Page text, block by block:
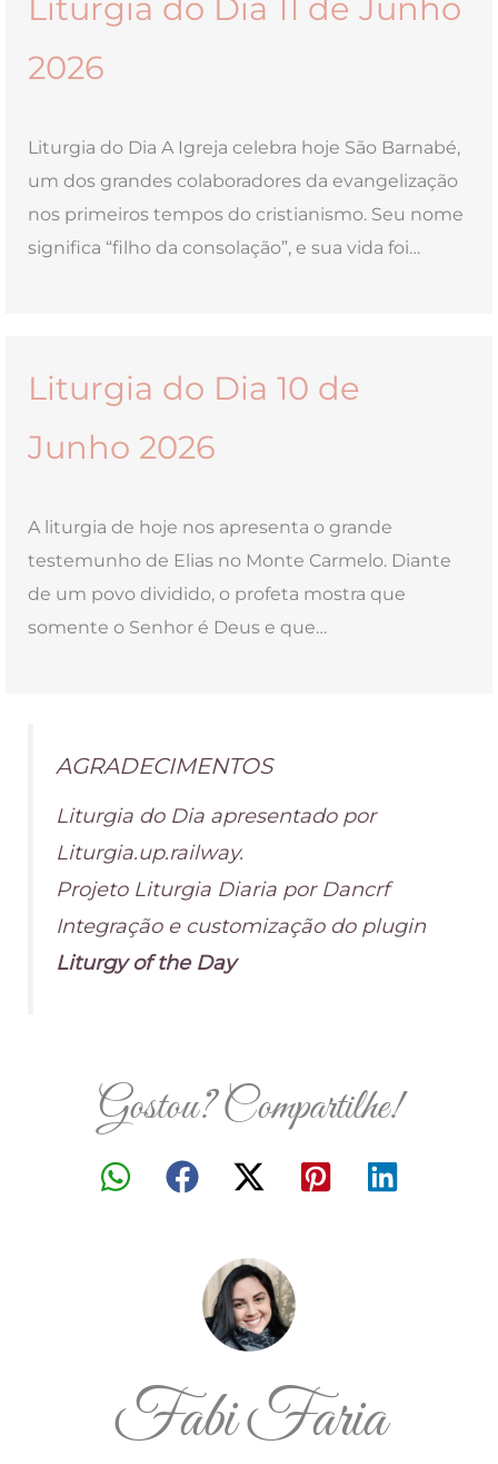
Liturgia do Dia 11 de Junho
2026
Liturgia do Dia A Igreja celebra hoje São Barnabé,
um dos grandes colaboradores da evangelização
nos primeiros tempos do cristianismo. Seu nome
significa “filho da consolação”, e sua vida foi…
Liturgia do Dia 10 de
Junho 2026
A liturgia de hoje nos apresenta o grande
testemunho de Elias no Monte Carmelo. Diante
de um povo dividido, o profeta mostra que
somente o Senhor é Deus e que…
AGRADECIMENTOS
Liturgia do Dia apresentado por
Liturgia.up.railway.
Projeto Liturgia Diaria por Dancrf
Integração e customização do plugin
Liturgy of the Day
Gostou? Compartilhe!
Fabi Faria